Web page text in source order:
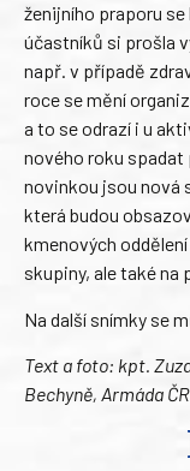
ženijního praporu se
účastníků si prošla
např. v případě
roce se mění
a to se odrazí i u
nového roku spadat
novinkou jsou nová
která budou
kmenových
skupiny, ale také na
Na další snímky se
Text a foto: kpt.
Bechyně, Armáda